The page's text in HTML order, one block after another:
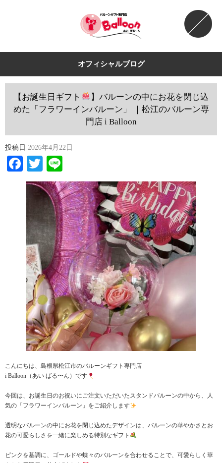
オフィシャルブログ
【お誕生日ギフト
】バルーンの中にお花を閉じ込
めた「フラワーインバルーン」 ｜松江のバルーン専
門店 i Balloon
投稿日 2026年4月22日
Facebook
Twitter
こんにちは、島根県松江市のバルーンギフト専門店
i Balloon（あい ばる〜ん）です
今回は、お誕生日のお祝いにご注文いただいたスタンドバルーンの中から、人
気の「フラワーインバルーン」をご紹介します
透明なバルーンの中にお花を閉じ込めたデザインは、バルーンの華やかさとお
花の可愛らしさを一緒に楽しめる特別なギフト
ピンクを基調に、ゴールドや蝶々のバルーンを合わせることで、可愛らしく華